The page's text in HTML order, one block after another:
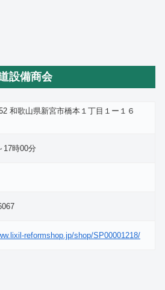
設備商会
和歌山県新宮市橋本１丁目１ー１６
17時00分
reformshop.jp/shop/SP00001218/